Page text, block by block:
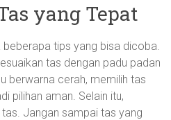
yang Tepat
beberapa tips yang bisa dicoba.
tas dengan padu padan
berwarna cerah, memilih tas
pilihan aman. Selain itu,
Jangan sampai tas yang